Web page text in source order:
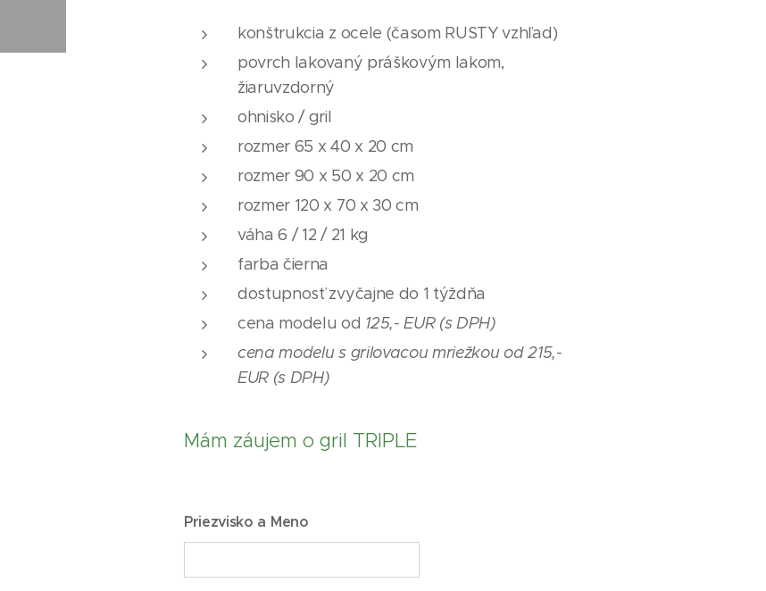
konštrukcia z ocele (časom RUSTY vzhľad)
povrch lakovaný práškovým lakom,
žiaruvzdorný
ohnisko / gril
rozmer 65 x 40 x 20 cm
rozmer 90 x 50 x 20 cm
rozmer 120 x 70 x 30 cm
váha 6 / 12 / 21 kg
farba čierna
dostupnosť zvyčajne do 1 týždňa
cena modelu od 125,- EUR (s DPH)
cena modelu s grilovacou mriežkou od 215,-
EUR (s DPH)
Mám záujem o gril TRIPLE
Priezvisko a Meno